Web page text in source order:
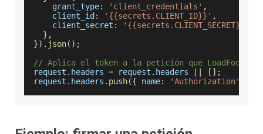
grant_type: 'client_credentials' ,
client_id : '{{secrets.CLIENT_ID}}' ,
client_secret : '{{secrets.CLIENT_SECRET}}'
} ,
}) . json( ) ;
// Aplica el token a la petición que LoadFocus
request . headers = request . headers [ ] ;
request . headers . push({ name: 'Authorization'